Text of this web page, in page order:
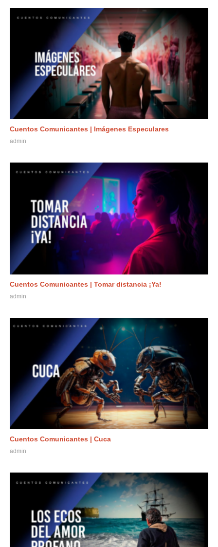
Cuentos Comunicantes | Imágenes Especulares
admin
Cuentos Comunicantes | Tomar distancia ¡Ya!
admin
Cuentos Comunicantes | Cuca
admin